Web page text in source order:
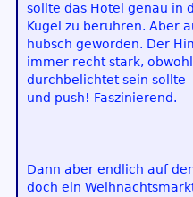
sollte das Hotel genau in
Kugel zu berühren. Aber
hübsch geworden. Der
immer recht stark,
durchbelichtet sein sollte
und push! Faszinierend.
Dann aber endlich auf
doch ein